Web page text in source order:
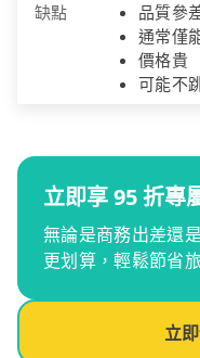
缺點
品質參
通常僅
價格貴
可能不
立即享 95 折專
無論是商務出差還
更划算，輕鬆節省
立